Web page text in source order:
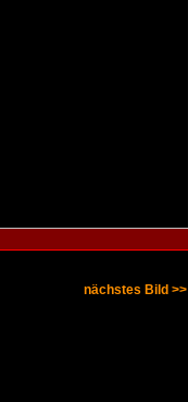
nächstes Bild >>